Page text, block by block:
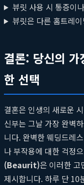
뷰릿 사용 시 통증이
뷰릿은 다른 홈트레
결론: 당신의 가
한 선택
결혼은 인생의 새로운
신부는 그날 가장 완벽
니다. 완벽한 웨딩드레
나 부작용에 대한 걱정
(Beaurit)은 이러한 고
제시합니다. 하루 단 10